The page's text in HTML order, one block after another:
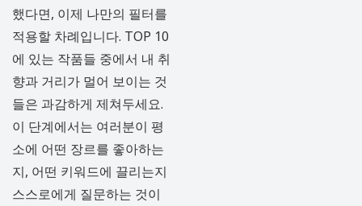
했다면, 이제 나만의 필터를
적용할 차례입니다. TOP 10
에 있는 작품들 중에서 내 취
향과 거리가 멀어 보이는 것
들은 과감하게 제쳐두세요.
이 단계에서는 여러분이 평
소에 어떤 장르를 좋아하는
지, 어떤 키워드에 끌리는지
스스로에게 질문하는 것이